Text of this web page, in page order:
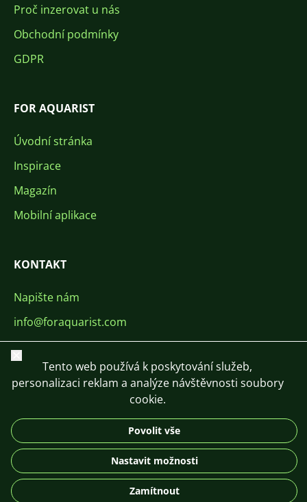
Proč inzerovat u nás
Obchodní podmínky
GDPR
FOR AQUARIST
Úvodní stránka
Inspirace
Magazín
Mobilní aplikace
KONTAKT
Napište nám
info@foraquarist.com
+420 603 449 602
CS SK EN PL DE
© 2026 For Aquarist
Zavřít
Tento web používá k poskytování služeb,
personalizaci reklam a analýze návštěvnosti soubory
cookie.
Povolit vše
Nastavit možnosti
Zamítnout